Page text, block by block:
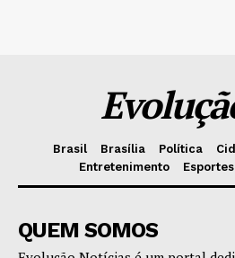
Brasil Brasília Política
Entretenimento
Esportes
QUEM SOMOS